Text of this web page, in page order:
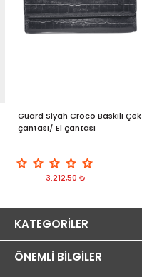
Guard Siyah Croco Baskılı Çek
çantası/ El çantası
3.212,50 ₺
KATEGORILER
ÖNEMLI BILGILER